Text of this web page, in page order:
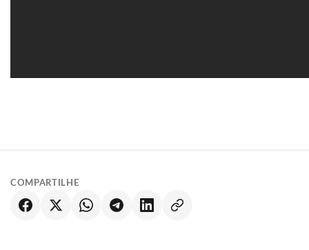
COMPARTILHE